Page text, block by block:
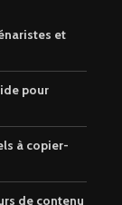
et
pour
à copier-
de contenu